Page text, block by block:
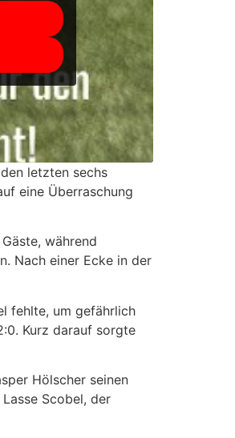
letzten sechs
eine Überraschung
während
Nach einer Ecke in der
fehlte, um gefährlich
Kurz darauf sorgte
Hölscher seinen
Scobel, der